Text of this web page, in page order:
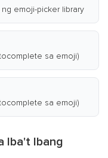
emoji-picker library
sa emoji)
sa emoji)
Iba't Ibang